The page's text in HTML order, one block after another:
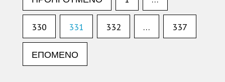
άρθρων
330 331 332 … 337
ΕΠΌΜΕΝΟ